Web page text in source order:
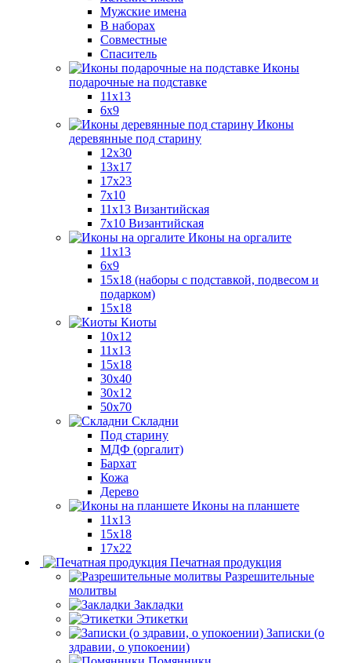
Мужские имена
В наборах
Совместные
Спаситель
Иконы
подарочные на подставке
11x13
6x9
Иконы
деревянные под старину
12х30
13x17
17x23
7x10
11x13 Византийская
7x10 Византийская
Иконы на оргалите
11x13
6x9
15х18 (наборы с подставкой, подвесом и
подарком)
15x18
Киоты
10x12
11x13
15x18
30x40
30х12
50x70
Складни
Под старину
МДФ (оргалит)
Бархат
Кожа
Дерево
Иконы на планшете
11х13
15х18
17х22
Печатная продукция
Разрешительные
молитвы
Закладки
Этикетки
Записки (о
здравии, о упокоении)